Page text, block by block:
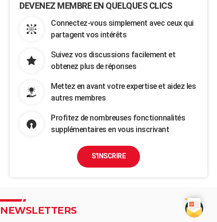
DEVENEZ MEMBRE EN QUELQUES CLICS
Connectez-vous simplement avec ceux qui
partagent vos intérêts
Suivez vos discussions facilement et
obtenez plus de réponses
Mettez en avant votre expertise et aidez les
autres membres
Profitez de nombreuses fonctionnalités
supplémentaires en vous inscrivant
S'INSCRIRE
NEWSLETTERS